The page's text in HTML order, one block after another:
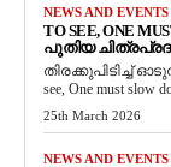
NEWS AND EVENTS
TO SEE, ONE
പുതിയ
തിരക്കുപിടിച്ച്
see, One must slow
25th March 2026
NEWS AND EVENTS